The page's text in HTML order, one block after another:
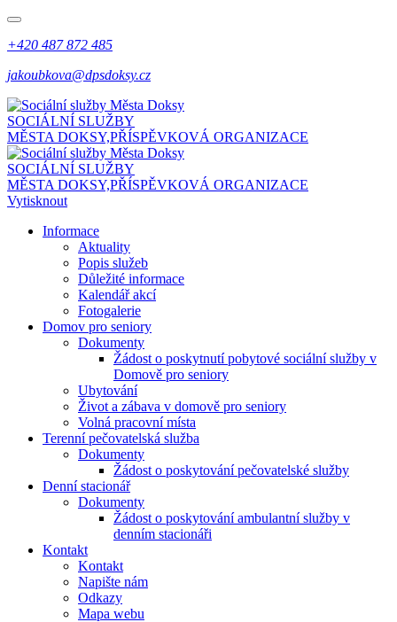
+420 487 872 485
jakoubkova@dpsdoksy.cz
SOCIÁLNÍ SLUŽBY
MĚSTA DOKSY,PŘÍSPĚVKOVÁ ORGANIZACE
SOCIÁLNÍ SLUŽBY
MĚSTA DOKSY,PŘÍSPĚVKOVÁ ORGANIZACE
Vytisknout
Informace
Aktuality
Popis služeb
Důležité informace
Kalendář akcí
Fotogalerie
Domov pro seniory
Dokumenty
Žádost o poskytnutí pobytové sociální služby v
Domově pro seniory
Ubytování
Život a zábava v domově pro seniory
Volná pracovní místa
Terenní pečovatelská služba
Dokumenty
Žádost o poskytování pečovatelské služby
Denní stacionář
Dokumenty
Žádost o poskytování ambulantní služby v
denním stacionáři
Kontakt
Kontakt
Napište nám
Odkazy
Mapa webu